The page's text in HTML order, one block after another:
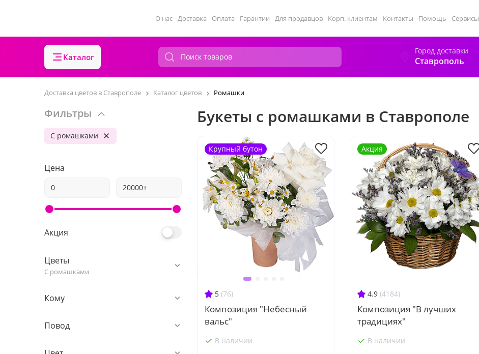
О нас Доставка Оплата Гарантии Для продавцов Корп. клиентам Контакты Помощь Сервисы
Каталог
Город доставки
Ставрополь
Доставка цветов в Ставрополе Каталог цветов Ромашки
Фильтры
С ромашками
Цена
Акция
Цветы
С ромашками
Кому
Повод
Букеты с ромашками в Ставрополе
5 (76)
Композиция "Небесный
вальс"
В наличии
Крупный бутон
4.9 (4184)
Композиция "В лучших
традициях"
В наличии
Акция